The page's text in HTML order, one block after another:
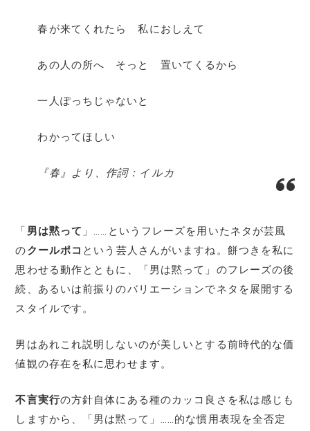
春が来てくれたら 私におしえて
あの人の所へ そっと 置いてくるから
一人ぽっちじゃないと
わかってほしい
『春』より、作詞：イルカ
「 男は黙って 」……というフレーズを用いたネタが芸風
のクールポコ という芸人さんがいますね。餅つきを私に
思わせる動作とともに、「男は黙って」のフレーズの後
続、あるいは前振りのバリエーションでネタを展開する
スタイルです。
男はあれこれ説明しないのが美しいとする前時代的な価
値観の存在を私に思わせます。
不言実行の方針自体にある種のカッコ良さを私は感じも
しますから、「男は黙って」……的な慣用表現を全否定